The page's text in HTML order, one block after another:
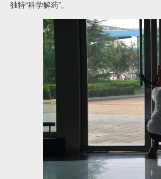
独特“科学解药”。